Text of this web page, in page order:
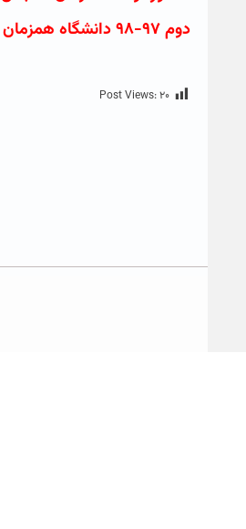
Post Views:۲۰